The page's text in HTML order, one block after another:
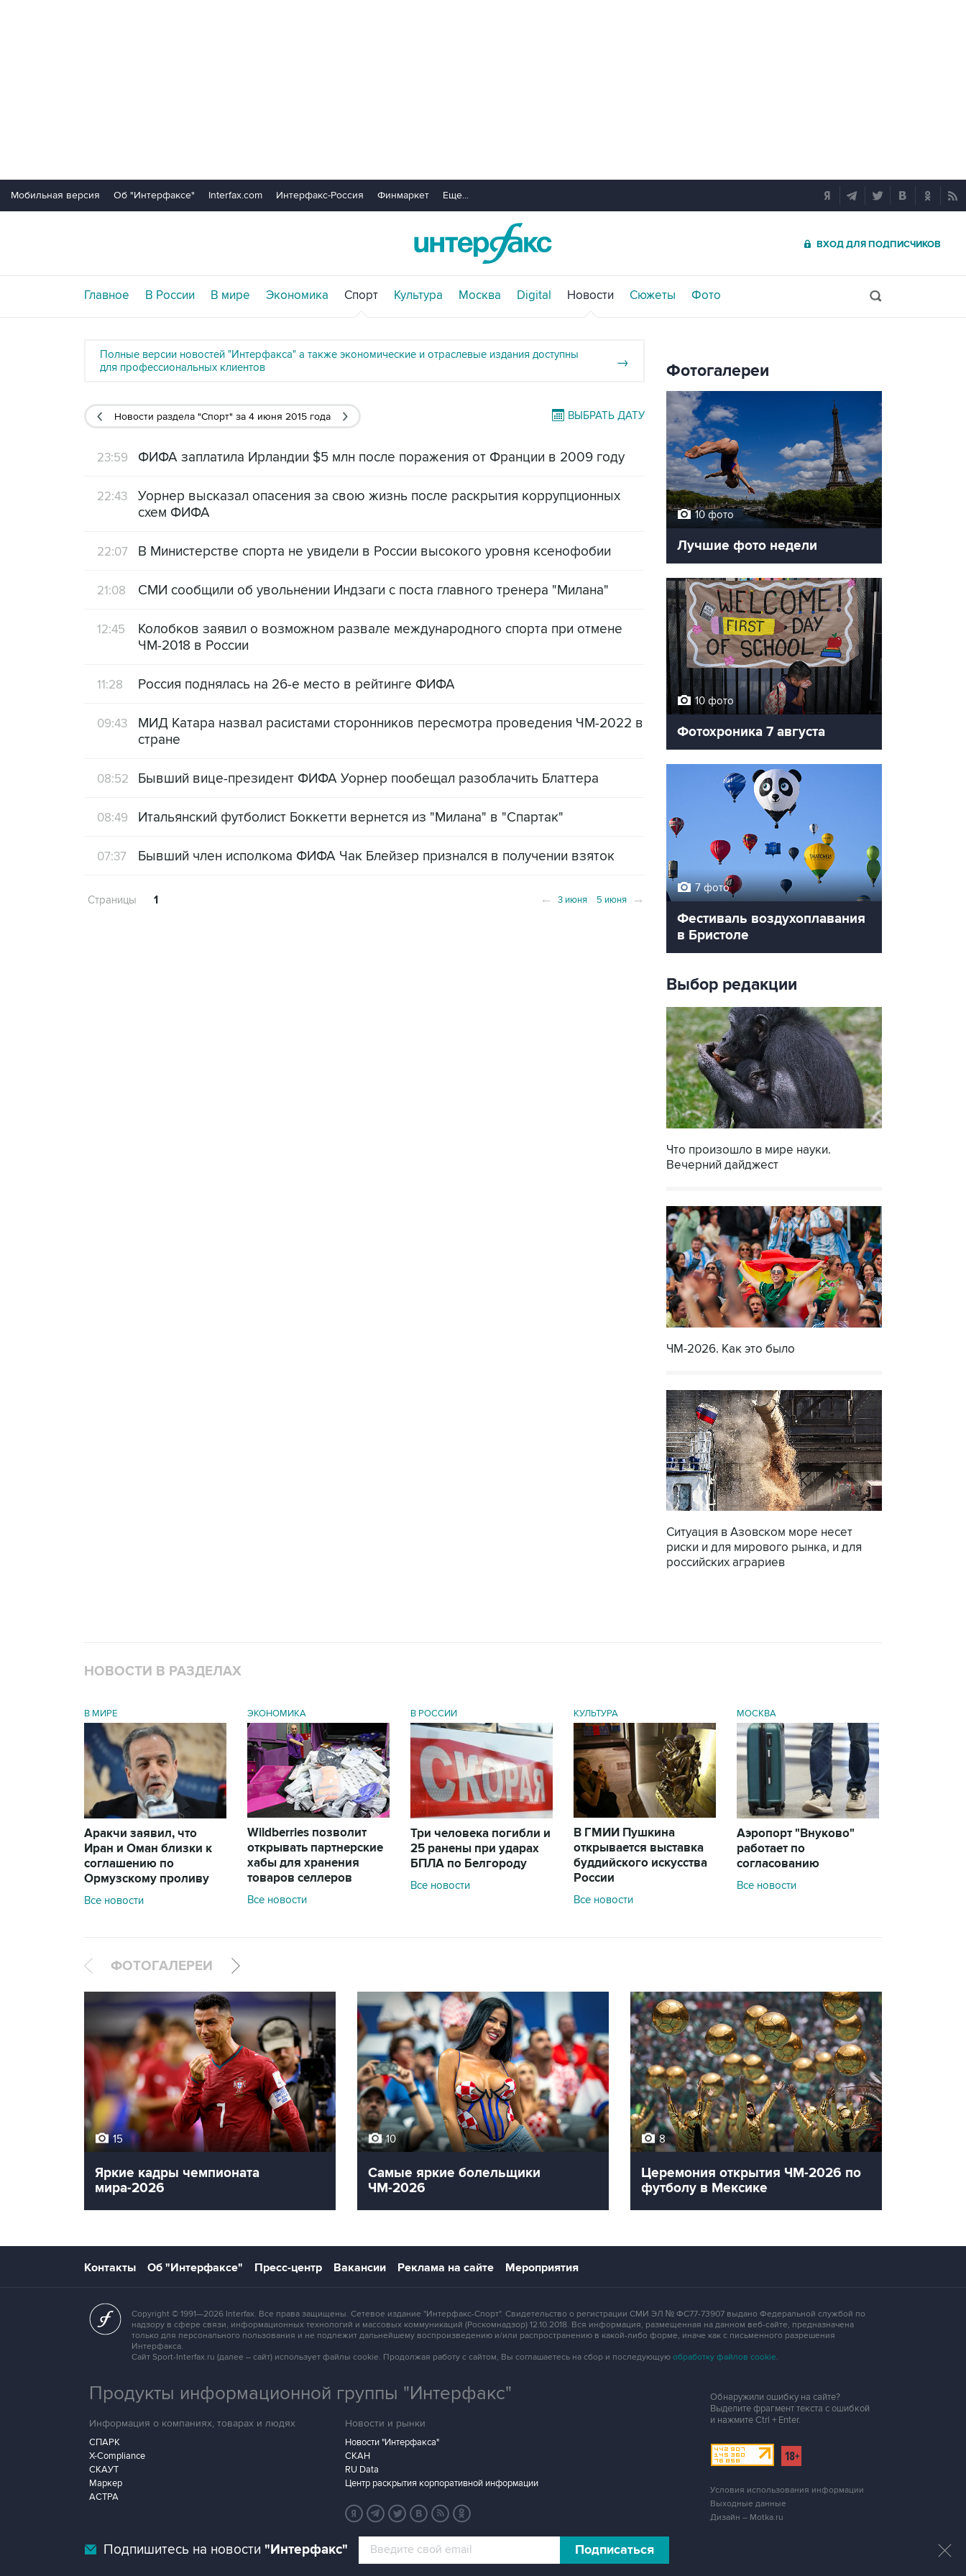
Мобильная версия Об "Интерфаксе" Interfax.com Интерфакс-Россия Финмаркет Еще...
ВХОД ДЛЯ ПОДПИСЧИКОВ
Главное В России В мире Экономика Спорт Культура Москва Digital Новости Сюжеты Фото
Полные версии новостей "Интерфакса" а также экономические и отраслевые издания доступны
для профессиональных клиентов
→
Новости раздела "Спорт" за 4 июня 2015 года ВЫБРАТЬ ДАТУ
23:59 ФИФА заплатила Ирландии $5 млн после поражения от Франции в 2009 году
22:43
Уорнер высказал опасения за свою жизнь после раскрытия коррупционных
схем ФИФА
22:07 В Министерстве спорта не увидели в России высокого уровня ксенофобии
21:08 СМИ сообщили об увольнении Индзаги с поста главного тренера "Милана"
12:45
Колобков заявил о возможном развале международного спорта при отмене
ЧМ-2018 в России
11:28 Россия поднялась на 26-е место в рейтинге ФИФА
09:43
МИД Катара назвал расистами сторонников пересмотра проведения ЧМ-2022 в
стране
08:52 Бывший вице-президент ФИФА Уорнер пообещал разоблачить Блаттера
08:49 Итальянский футболист Боккетти вернется из "Милана" в "Спартак"
07:37 Бывший член исполкома ФИФА Чак Блейзер признался в получении взяток
Страницы 1 ← 3 июня 5 июня →
Фотогалереи
10 фото
Лучшие фото недели
10 фото
Фотохроника 7 августа
7 фото
Фестиваль воздухоплавания
в Бристоле
Выбор редакции
Что произошло в мире науки.
Вечерний дайджест
ЧМ-2026. Как это было
Ситуация в Азовском море несет
риски и для мирового рынка, и для
российских аграриев
НОВОСТИ В РАЗДЕЛАХ
В МИРЕ
Аракчи заявил, что
Иран и Оман близки к
соглашению по
Ормузскому проливу
Все новости
ЭКОНОМИКА
Wildberries позволит
открывать партнерские
хабы для хранения
товаров селлеров
Все новости
В РОССИИ
Три человека погибли и
25 ранены при ударах
БПЛА по Белгороду
Все новости
КУЛЬТУРА
В ГМИИ Пушкина
открывается выставка
буддийского искусства
России
Все новости
МОСКВА
Аэропорт "Внуково"
работает по
согласованию
Все новости
ФОТОГАЛЕРЕИ
15
Яркие кадры чемпионата
мира-2026
10
Самые яркие болельщики
ЧМ-2026
8
Церемония открытия ЧМ-2026 по
футболу в Мексике
Контакты Об "Интерфаксе" Пресс-центр Вакансии Реклама на сайте Мероприятия
Copyright © 1991—2026 Interfax. Все права защищены. Сетевое издание "Интерфакс-Спорт". Свидетельство о регистрации СМИ ЭЛ № ФС77-73907 выдано Федеральной службой по
надзору в сфере связи, информационных технологий и массовых коммуникаций (Роскомнадзор) 12.10.2018. Вся информация, размещенная на данном веб-сайте, предназначена
только для персонального пользования и не подлежит дальнейшему воспроизведению и/или распространению в какой-либо форме, иначе как с письменного разрешения
Интерфакса.
Сайт Sport-Interfax.ru (далее – сайт) использует файлы cookie. Продолжая работу с сайтом, Вы соглашаетесь на сбор и последующую обработку файлов cookie.
Продукты информационной группы "Интерфакс"
Информация о компаниях, товарах и людях
СПАРК
X-Compliance
СКАУТ
Маркер
АСТРА
Новости и рынки
Новости "Интерфакса"
СКАН
RU Data
Центр раскрытия корпоративной информации
Обнаружили ошибку на сайте?
Выделите фрагмент текста с ошибкой
и нажмитеCtrl + Enter.
Условия использования информации
Выходные данные
Дизайн – Motka.ru
Подпишитесь на новости "Интерфакс" Подписаться